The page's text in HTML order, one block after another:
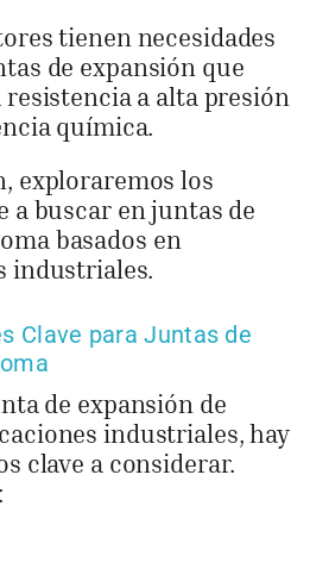
tienen necesidades
de expansión que
resistencia a alta presión
química.
exploraremos los
a buscar en juntas de
basados en
industriales.
Clave para Juntas de
de expansión de
industriales, hay
clave a considerar.